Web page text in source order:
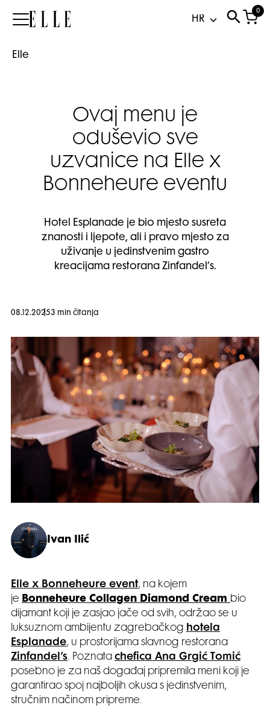
Elle
0
Elle
Ovaj menu je
oduševio sve
uzvanice na Elle x
Bonneheure eventu
Hotel Esplanade je bio mjesto susreta
znanosti i ljepote, ali i pravo mjesto za
uživanje u jedinstvenim gastro
kreacijama restorana Zinfandel’s.
08.12.20253 min čitanja
Ivan Ilić
Elle x Bonneheure event, na kojem
je Bonneheure Collagen Diamond Cream bio
dijamant koji je zasjao jače od svih, održao se u
luksuznom ambijentu zagrebačkog hotela
Esplanade, u prostorijama slavnog restorana
Zinfandel’s. Poznata chefica Ana Grgić Tomić
posebno je za naš događaj pripremila meni koji je
garantirao spoj najboljih okusa s jedinstvenim,
stručnim načinom pripreme.